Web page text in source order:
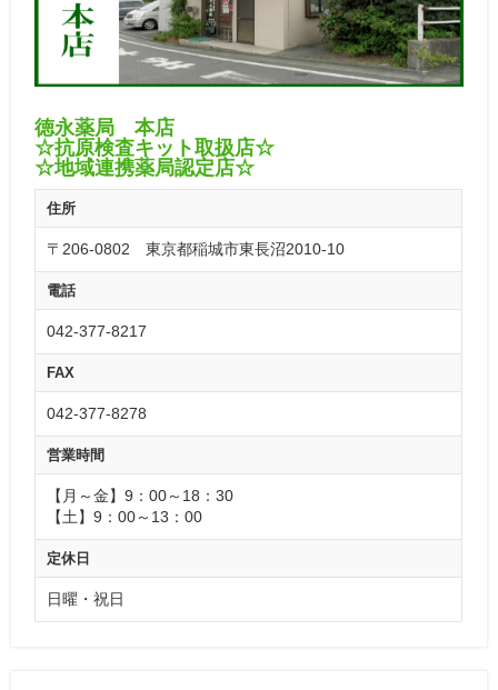
徳永薬局 本店
☆抗原検査キット取扱店☆
☆地域連携薬局認定店☆
住所
〒206-0802 東京都稲城市東長沼2010-10
電話
042-377-8217
FAX
042-377-8278
営業時間
【月～金】9：00～18：30
【土】9：00～13：00
定休日
日曜・祝日